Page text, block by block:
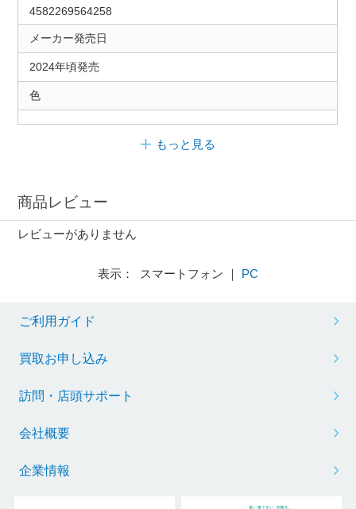
4582269564258
メーカー発売日
2024年頃発売
色
もっと見る
商品レビュー
レビューがありません
表示： スマートフォン ｜ PC
ご利用ガイド
買取お申し込み
訪問・店頭サポート
会社概要
企業情報